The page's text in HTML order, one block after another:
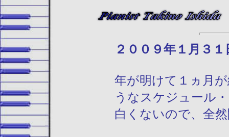
２００９年
年が明けて１ヵ月
うなスケジュール
白くないので、全